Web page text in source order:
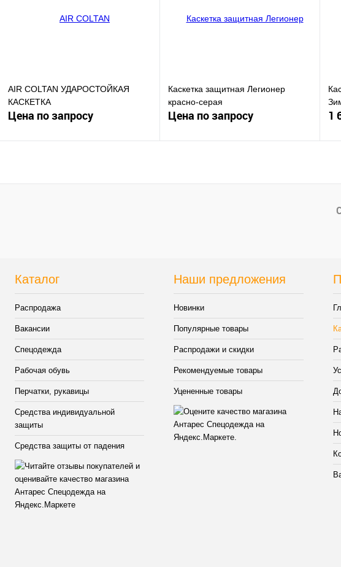
AIR COLTAN УДАРОСТОЙКАЯ
КАСКЕТКА
Цена по запросу
Каскетка защитная Легионер
красно-серая
Цена по запросу 1
Каталог
Распродажа
Вакансии
Спецодежда
Рабочая обувь
Перчатки, рукавицы
Средства индивидуальной
защиты
Средства защиты от падения
Наши предложения
Новинки
Популярные товары
Распродажи и скидки
Рекомендуемые товары
Уцененные товары